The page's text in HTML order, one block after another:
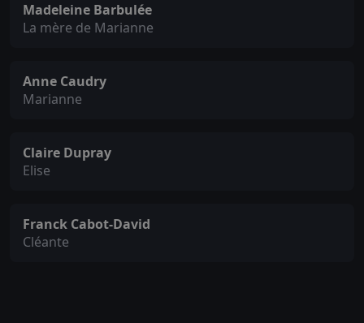
Madeleine Barbulée
La mère de Marianne
Anne Caudry
Marianne
Claire Dupray
Elise
Franck Cabot-David
Cléante